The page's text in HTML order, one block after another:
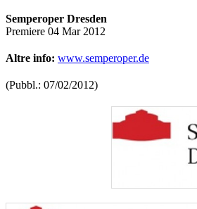
Semperoper Dresden
Premiere 04 Mar 2012
Altre info: www.semperoper.de
(Pubbl.: 07/02/2012)